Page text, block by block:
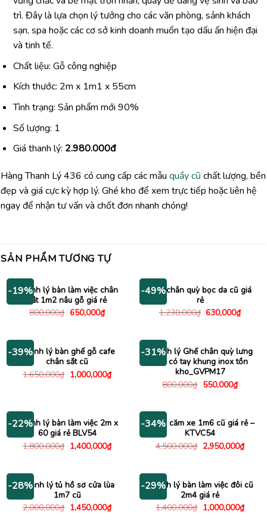
trì. Đây là lựa chọn lý tưởng cho các văn phòng, sảnh khách
sạn, spa hoặc các cơ sở kinh doanh muốn tạo dấu ấn hiện đại
và tinh tế.
Chất liệu: Gỗ công nghiệp
Kích thước: 2m x 1m1 x 55cm
Tình trạng: Sản phẩm mới 90%
Số lượng: 1
Giá thanh lý: 2.980.000đ
Hàng Thanh Lý 436 có cung cấp các mẫu quầy cũ chất lượng, bền
đẹp và giá cực kỳ hợp lý. Ghé kho để xem trực tiếp hoặc liên hệ
ngay để nhận tư vấn và chốt đơn nhanh chóng!
SẢN PHẨM TƯƠNG TỰ
-19%
Thanh lý bàn làm việc chân
sắt 1m2 nâu gỗ giá rẻ
800,000₫ Giá
650,000₫Giá
hiện
650,000₫.
-49%
Ghế chân quỳ bọc da cũ giá
rẻ
1,230,000₫ Giá
630,000₫Giá
hiện
-39%Thanh lý bàn ghế gỗ cafe
chân sắt cũ
1,650,000₫ Giá
gốc
1,000,000₫Giá
hiện
-31%
Thanh lý Ghế chân quỳ lưng
lưới có tay khung inox tồn
kho_GVPM17
800,000₫ Giá
550,000₫Giá
hiện
-22%
Thanh lý bàn làm việc 2m x
60 giá rẻ BLV54
1,800,000₫ Giá
gốc
1,400,000₫Giá
hiện
1,400,000₫.
-34%
Kệ tivi căm xe 1m6 cũ giá rẻ –
KTVC54
4,500,000₫ Giá
gốc
2,950,000₫Giá
hiện
-28%Thanh lý tủ hồ sơ cửa lùa
1m7 cũ
2,000,000₫ Giá
gốc
1,450,000₫Giá
hiện
-29%
Thanh lý bàn làm việc đôi cũ
2m4 giá rẻ
1,400,000₫ Giá
gốc
1,000,000₫Giá
hiện